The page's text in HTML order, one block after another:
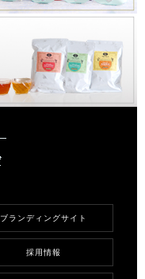
ブランディングサイト
採用情報